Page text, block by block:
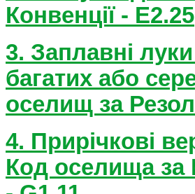
Конвенції - E2.25
3. Заплавні
багатих або
оселищ за
4. Прирічкові
Код оселища за